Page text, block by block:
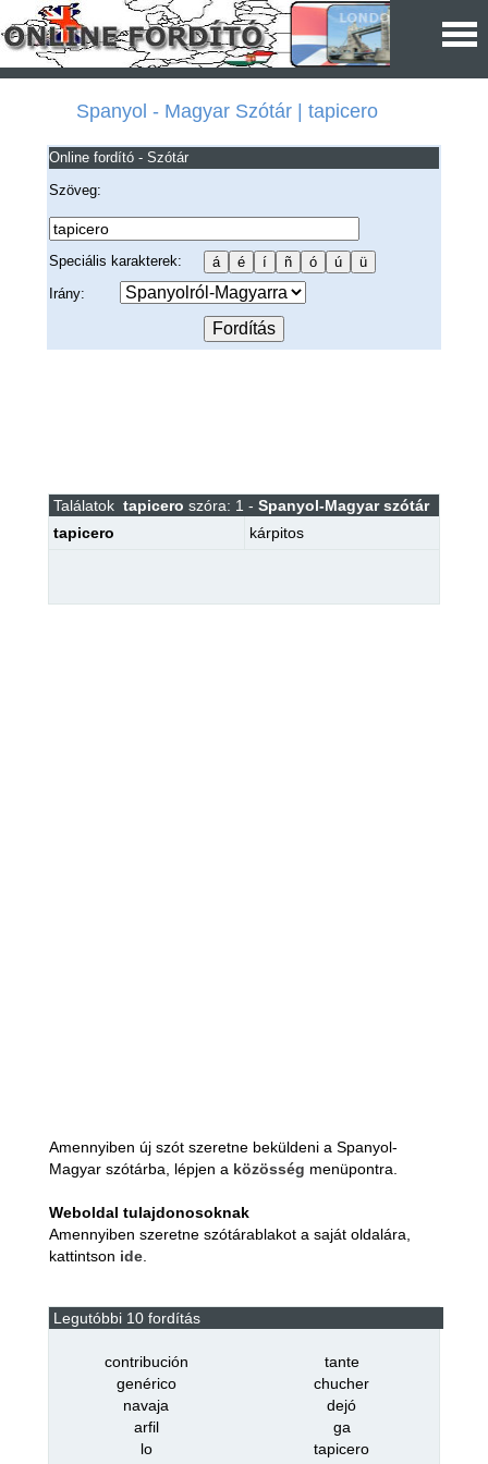
Spanyol - Magyar Szótár | tapicero
Online fordító - Szótár
Szöveg:
Speciális karakterek:
Irány:
Találatok tapicero szóra: 1 - Spanyol-Magyar szótár
tapicero
kárpitos
Amennyiben új szót szeretne beküldeni a Spanyol-
Magyar szótárba, lépjen a közösség menüpontra.
Weboldal tulajdonosoknak
Amennyiben szeretne szótárablakot a saját oldalára,
kattintson ide.
Legutóbbi 10 fordítás
contribución
tante
genérico
chucher
navaja
dejó
arfil
ga
lo
tapicero